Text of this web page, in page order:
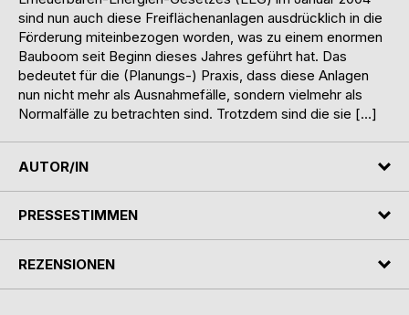
sind nun auch diese Freiflächenanlagen ausdrücklich in die
Förderung miteinbezogen worden, was zu einem enormen
Bauboom seit Beginn dieses Jahres geführt hat. Das
bedeutet für die (Planungs-) Praxis, dass diese Anlagen
nun nicht mehr als Ausnahmefälle, sondern vielmehr als
Normalfälle zu betrachten sind. Trotzdem sind die sie […]
AUTOR/IN
PRESSESTIMMEN
REZENSIONEN